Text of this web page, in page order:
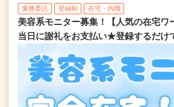
業務委託 登録制 在宅・内職
美容系モニター募集！【人気の在宅ワ
当日に謝礼をお支払い★登録するだけ